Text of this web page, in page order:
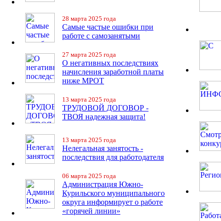
28 марта 2025 года
Самые частые ошибки при
работе с самозанятыми
27 марта 2025 года
О негативных последствиях
начисления заработной платы
ниже МРОТ
13 марта 2025 года
ТРУДОВОЙ ДОГОВОР -
ТВОЯ надежная защита!
13 марта 2025 года
Нелегальная занятость -
последствия для работодателя
06 марта 2025 года
Администрация Южно-
Курильского муниципального
округа информирует о работе
«горячей линии»